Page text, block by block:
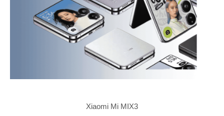
Xiaomi Mi MIX3